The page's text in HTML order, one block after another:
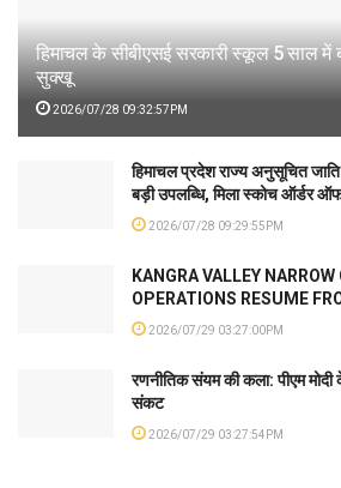
हिमाचल के सीबीएसई सरकारी स्कूल 5 साल में
सुक्खू
2026/07/28 09:32:57PM
हिमाचल प्रदेश राज्य अनुसूचित जाति
बड़ी उपलब्धि, मिला स्कोच ऑर्डर
2026/07/28 09:29:55PM
KANGRA VALLEY NARROW
OPERATIONS RESUME
2026/07/29 03:27:00PM
रणनीतिक संयम की कला: पीएम
संकट
2026/07/29 03:27:54PM